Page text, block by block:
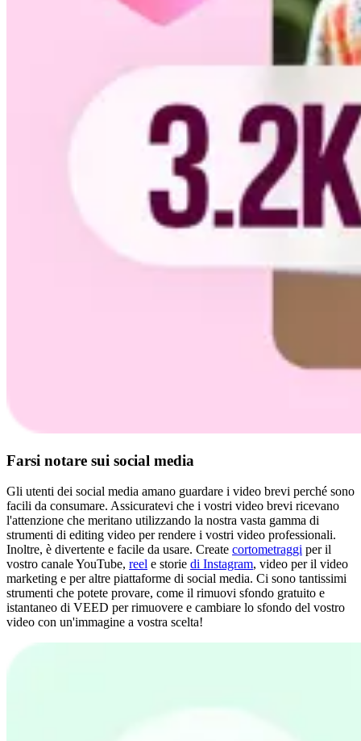
Farsi notare sui social media
Gli utenti dei social media amano guardare i video brevi perché sono
facili da consumare. Assicuratevi che i vostri video brevi ricevano
l'attenzione che meritano utilizzando la nostra vasta gamma di
strumenti di editing video per rendere i vostri video professionali.
Inoltre, è divertente e facile da usare. Create cortometraggi per il
vostro canale YouTube, reel e storie di Instagram, video per il video
marketing e per altre piattaforme di social media. Ci sono tantissimi
strumenti che potete provare, come il rimuovi sfondo gratuito e
istantaneo di VEED per rimuovere e cambiare lo sfondo del vostro
video con un'immagine a vostra scelta!